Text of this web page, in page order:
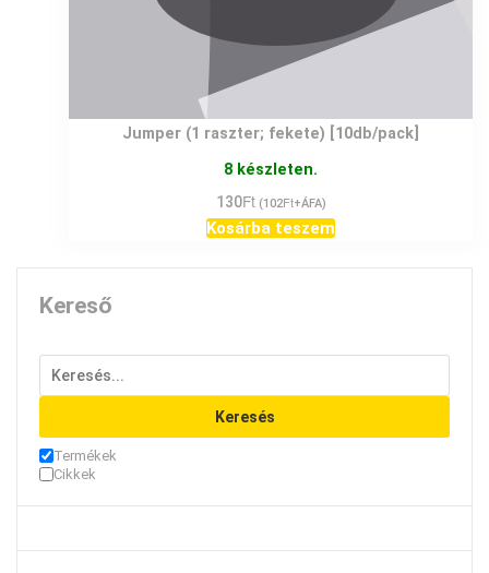
Jumper (1 raszter; fekete) [10db/pack]
8 készleten.
130Ft (102Ft+ÁFA)
Kosárba teszem
Kereső
Keresés
Termékek
Cikkek